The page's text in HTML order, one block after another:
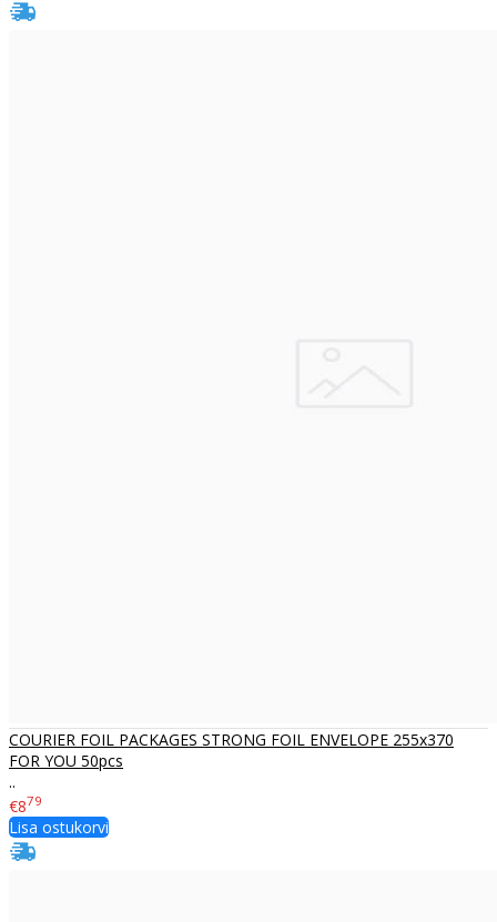
COURIER FOIL PACKAGES STRONG FOIL ENVELOPE 255x370
FOR YOU 50pcs
..
€879
Lisa ostukorvi